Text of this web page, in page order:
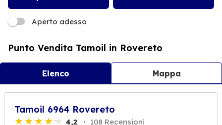
Aperto adesso
Punto Vendita Tamoil in Rovereto
Elenco Mappa
Tamoil 6964 Rovereto
4,2 108 Recensioni